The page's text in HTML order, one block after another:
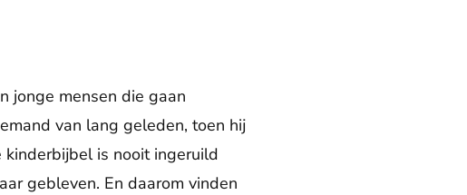
jonge mensen die gaan
van lang geleden, toen hij
kinderbijbel is nooit ingeruild
gebleven. En daarom vinden